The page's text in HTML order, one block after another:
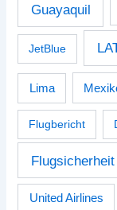
Guayaquil
JetBlue
Lima
Flugbericht
Flugsicherheit
United Airlines